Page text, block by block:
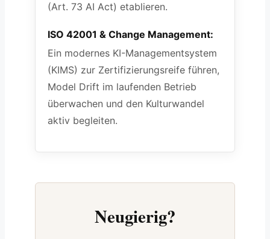
(Art. 73 AI Act) etablieren.
ISO 42001 & Change Management:
Ein modernes KI-Managementsystem
(KIMS) zur Zertifizierungsreife führen,
Model Drift im laufenden Betrieb
überwachen und den Kulturwandel
aktiv begleiten.
Neugierig?